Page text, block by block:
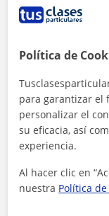
Al hacer clic,
Política de
para garantizar el
personalizar el
su eficacia, así
experiencia.
Al hacer clic en
nuestra Política de